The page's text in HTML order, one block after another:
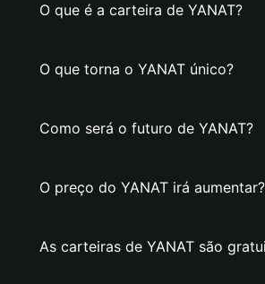
O que é a carteira de YANAT?
O que torna o YANAT único?
Como será o futuro de YANAT?
O preço do YANAT irá aumentar?
As carteiras de YANAT são